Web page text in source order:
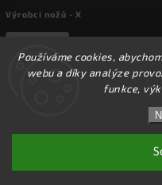
Používáme cookies,
webu a díky analýze
funkce,
☀️Ve dnech 3-14.8 2026
DOVOLENÉ. Eshop
budeme zpracovávat v
pochopení.☀️
Výrobci nožů - X
kapesni-
Upravit